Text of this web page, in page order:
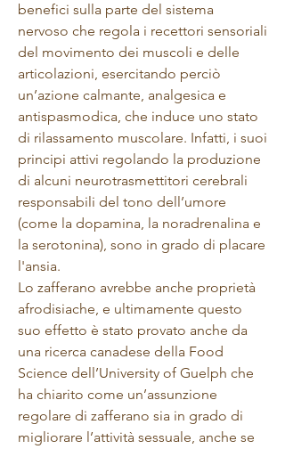
benefici sulla parte del sistema
nervoso che regola i recettori sensoriali
del movimento dei muscoli e delle
articolazioni, esercitando perciò
un’azione calmante, analgesica e
antispasmodica, che induce uno stato
di rilassamento muscolare. Infatti, i suoi
principi attivi regolando la produzione
di alcuni neurotrasmettitori cerebrali
responsabili del tono dell’umore
(come la dopamina, la noradrenalina e
la serotonina), sono in grado di placare
l'ansia.
Lo zafferano avrebbe anche proprietà
afrodisiache, e ultimamente questo
suo effetto è stato provato anche da
una ricerca canadese della Food
Science dell’University of Guelph che
ha chiarito come un’assunzione
regolare di zafferano sia in grado di
migliorare l’attività sessuale, anche se